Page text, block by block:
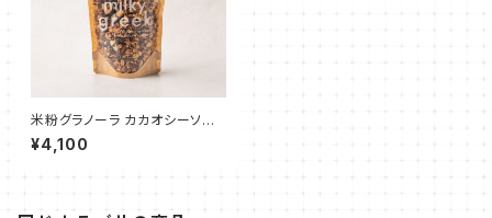
米粉グラノーラ カカオシーソルト
チョコレート 180g
¥4,100